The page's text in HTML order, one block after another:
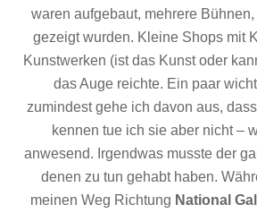
waren aufgebaut, mehrere
gezeigt wurden. Kleine Shops mit
Kunstwerken (ist das Kunst oder
das Auge reichte. Ein paar
zumindest gehe ich davon aus,
kennen tue ich sie aber nicht –
anwesend. Irgendwas musste der
denen zu tun gehabt haben.
meinen Weg Richtung National